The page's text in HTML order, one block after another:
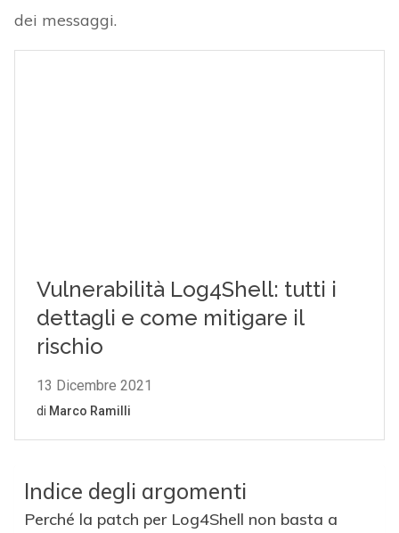
dei messaggi.
Indice degli argomenti
Perché la patch per Log4Shell non basta a